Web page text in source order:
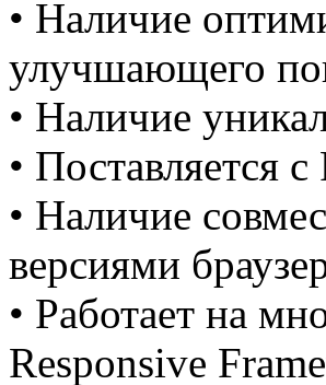
• Наличие
улучшающего
• Наличие
• Поставляется
• Наличие
версиями
• Работает на
Responsive